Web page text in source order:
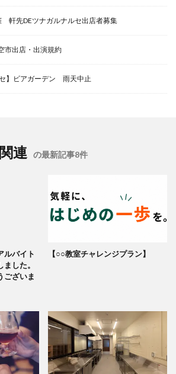
軒先DEツナガルナルセ出店者募集
市出店・出演規約
】ビアガーデン 雨天中止
連 の最新記事8件
ルバイト
した。
ございま
【○○教室チャレンジプラン】